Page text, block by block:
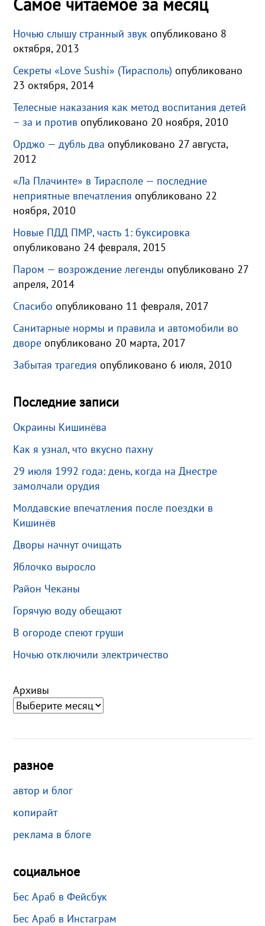
Самое читаемое за месяц
Ночью слышу странный звук опубликовано 8
октября, 2013
Секреты «Love Sushi» (Тирасполь) опубликовано
23 октября, 2014
Телесные наказания как метод воспитания детей
– за и против опубликовано 20 ноября, 2010
Орджо — дубль два опубликовано 27 августа,
2012
«Ла Плачинте» в Тирасполе — последние
неприятные впечатления опубликовано 22
ноября, 2010
Новые ПДД ПМР, часть 1: буксировка
опубликовано 24 февраля, 2015
Паром — возрождение легенды опубликовано 27
апреля, 2014
Спасибо опубликовано 11 февраля, 2017
Санитарные нормы и правила и автомобили во
дворе опубликовано 20 марта, 2017
Забытая трагедия опубликовано 6 июля, 2010
Последние записи
Окраины Кишинёва
Как я узнал, что вкусно пахну
29 июля 1992 года: день, когда на Днестре
замолчали орудия
Молдавские впечатления после поездки в
Кишинёв
Дворы начнут очищать
Яблочко выросло
Район Чеканы
Горячую воду обещают
В огороде спеют груши
Ночью отключили электричество
Архивы
разное
автор и блог
копирайт
реклама в блоге
социальное
Бес Араб в Фейсбук
Бес Араб в Инстаграм